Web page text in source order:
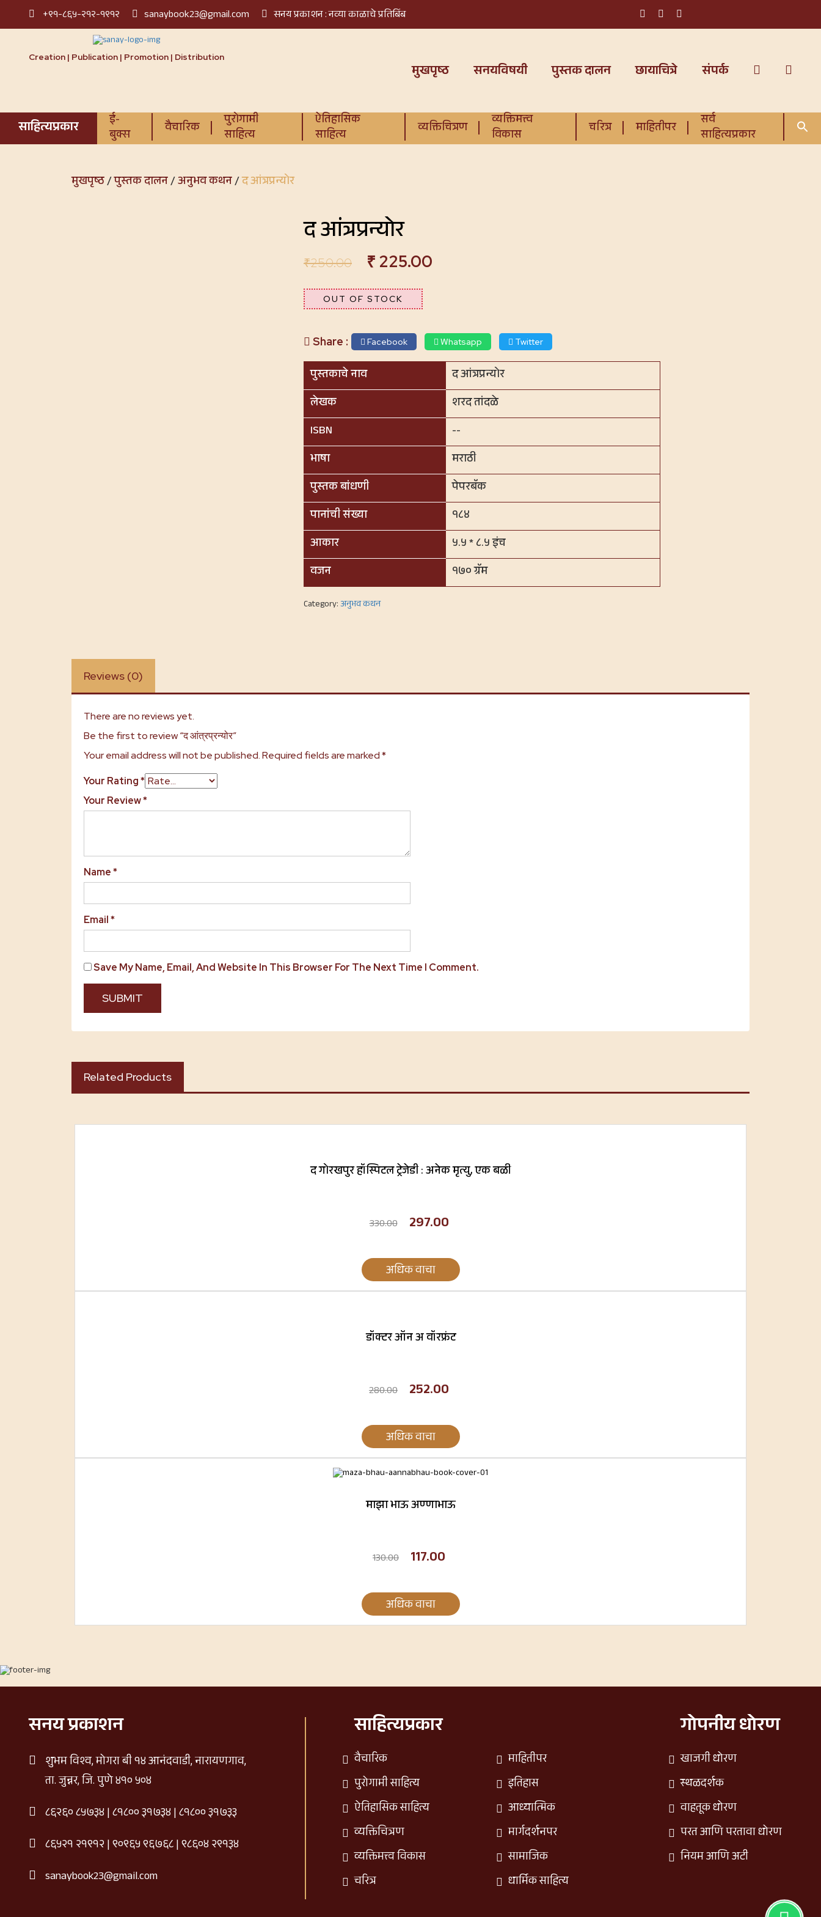
+९१-८६५-२१२-१९१२ sanaybook23@gmail.com सनय प्रकाशन : नव्या काळाचे प्रतिबिंब
Creation | Publication | Promotion | Distribution
मुखपृष्ठ सनयविषयी पुस्तक दालन छायाचित्रे संपर्क
साहित्यप्रकार
ई-
बुक्स
वैचारिक
पुरोगामी
साहित्य
ऐतिहासिक
साहित्य
व्यक्तिचित्रण
व्यक्तिमत्त्व
विकास
चरित्र माहितीपर
सर्व
साहित्यप्रकार
मुखपृष्ठ/पुस्तक दालन/अनुभव कथन/द आंत्रप्रन्योर
द आंत्रप्रन्योर
₹250.00 ₹ 225.00
OUT OF STOCK
Share : Facebook Whatsapp Twitter
पुस्तकाचे नाव
द आंत्रप्रन्योर
लेखक
शरद तांदळे
ISBN
--
भाषा
मराठी
पुस्तक बांधणी
पेपरबॅक
पानांची संख्या
१८४
आकार
५.५ * ८.५ इंच
वजन
१७० ग्रॅम
Category:अनुभव कथन
Reviews (0)
There are no reviews yet.
Be the first to review “द आंत्रप्रन्योर”
Your email address will not be published.Required fields are marked*
Your Rating*
Your Review*
Name*
Email*
Save My Name, Email, And Website In This Browser For The Next Time I Comment.
Related Products
द गोरखपुर हॉस्पिटल ट्रेजेडी : अनेक मृत्यु, एक बळी
330.00 297.00
अधिक वाचा
डॉक्टर ऑन अ वॉरफ्रंट
280.00 252.00
अधिक वाचा
माझा भाऊ अण्णाभाऊ
130.00 117.00
अधिक वाचा
सनय प्रकाशन
शुभम विश्व, मोगरा बी १४ आनंदवाडी, नारायणगाव,
ता. जुन्नर, जि. पुणे ४१० ५०४
८६२६० ८५७३४ |८१८०० ३१७३४ |८१८०० ३१७३३
८६५२१ २१९१२ |९०९६५ ९६७६८|९८६०४ २९१३४
sanaybook23@gmail.com
साहित्यप्रकार
वैचारिक
पुरोगामी साहित्य
ऐतिहासिक साहित्य
व्यक्तिचित्रण
व्यक्तिमत्त्व विकास
चरित्र
माहितीपर
इतिहास
आध्यात्मिक
मार्गदर्शनपर
सामाजिक
धार्मिक साहित्य
गोपनीय धोरण
खाजगी धोरण
स्थळदर्शक
वाहतूक धोरण
परत आणि परतावा धोरण
नियम आणि अटी